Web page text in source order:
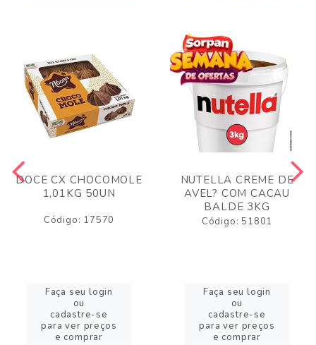
DOCE CX CHOCOMOLE
1,01KG 50UN
Código: 17570
Faça seu login
ou
cadastre-se
para ver preços
e comprar
NUTELLA CREME DE
AVEL? COM CACAU
BALDE 3KG
Código: 51801
Faça seu login
ou
cadastre-se
para ver preços
e comprar